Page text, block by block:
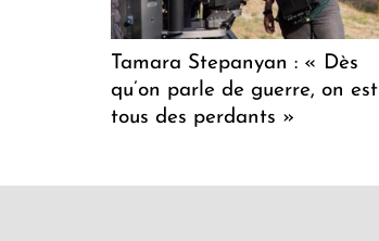
Tamara Stepanyan : « Dès
qu’on parle de guerre, on est
tous des perdants »